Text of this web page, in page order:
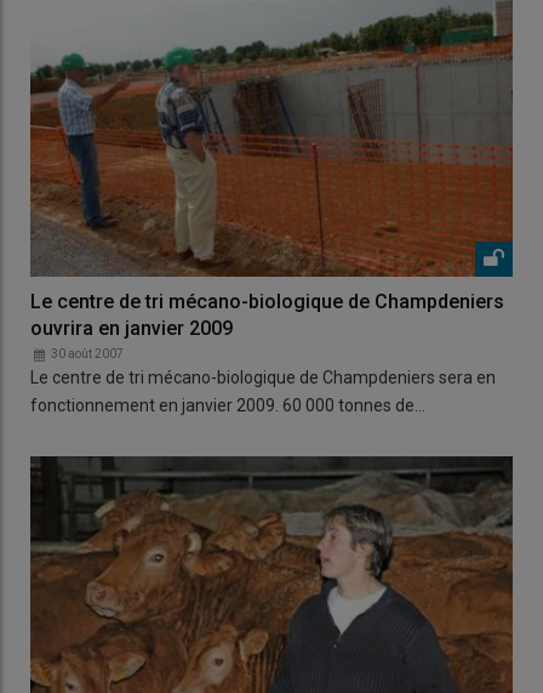
Le centre de tri mécano-biologique de Champdeniers
ouvrira en janvier 2009
30 août 2007
Le centre de tri mécano-biologique de Champdeniers sera en
fonctionnement en janvier 2009. 60 000 tonnes de…